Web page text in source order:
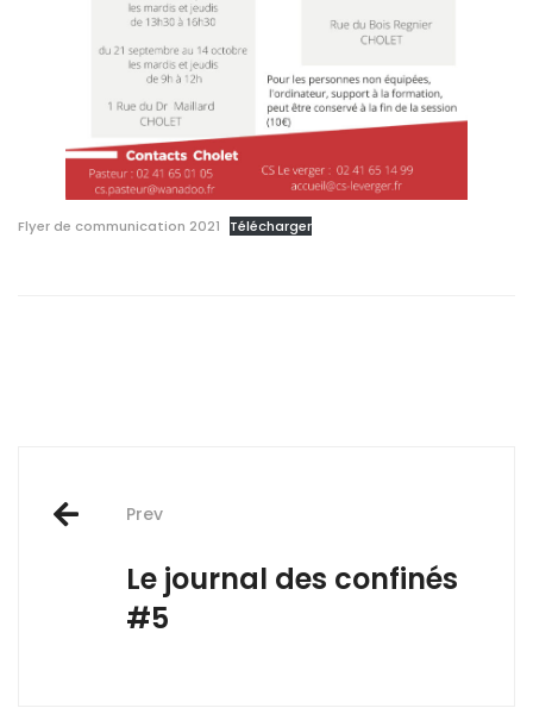
Flyer de communication 2021 Télécharger
Post
navigation
Prev
Le journal des confinés
#5